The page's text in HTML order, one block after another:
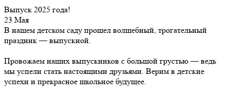
Выпуск 2025 года!
23 Мая
В нашем детском саду прошел волшебный, трогательный
праздник — выпускной.
Провожаем наших выпускников с большой грустью — ведь
мы успели стать настоящими друзьями. Верим в детские
успехи и прекрасное школьное будущее.